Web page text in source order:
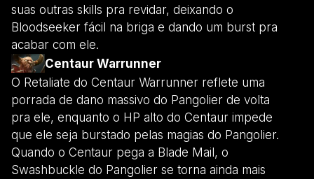
suas outras skills pra revidar, deixando o
Bloodseeker fácil na briga e dando um burst pra
acabar com ele.
Centaur Warrunner
O Retaliate do Centaur Warrunner reflete uma
porrada de dano massivo do Pangolier de volta
pra ele, enquanto o HP alto do Centaur impede
que ele seja burstado pelas magias do Pangolier.
Quando o Centaur pega a Blade Mail, o
Swashbuckle do Pangolier se torna ainda mais